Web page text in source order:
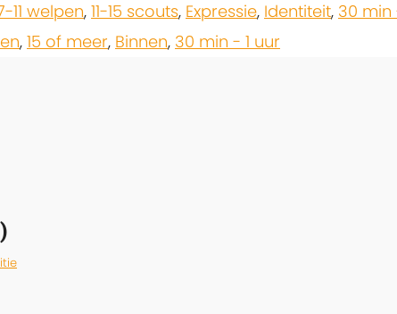
11 welpen, 11-15 scouts, Expressie, Identiteit, 30 min
, 15 of meer, Binnen, 30 min - 1 uur